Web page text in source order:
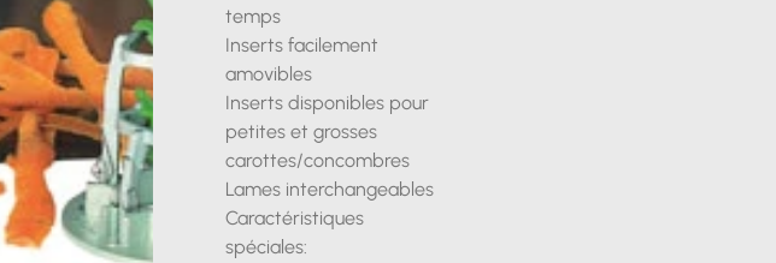
temps
Inserts facilement
amovibles
Inserts disponibles pour
petites et grosses
carottes/concombres
Lames interchangeables
Caractéristiques
spéciales: